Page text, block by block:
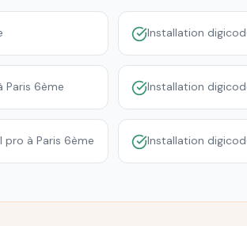
Installation
6ème Installation
à Paris 6ème Installation